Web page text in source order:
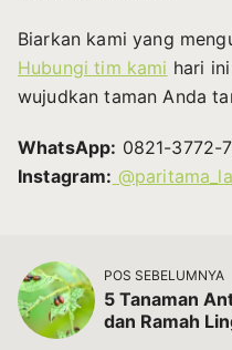
Biarkan kami yang
Hubungi tim kami hari
wujudkan taman Anda
WhatsApp: 0821-3772-
Instagram:
POS SEBELUMNYA
5 Tanaman
dan Ramah